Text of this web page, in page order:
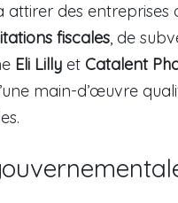
attirer des
fiscales, de
Eli Lilly et Catalent
main-d’œuvre